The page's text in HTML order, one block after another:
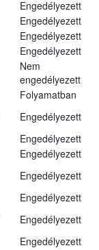
Engedélyezett
Engedélyezett
Engedélyezett
Engedélyezett
Nem
engedélyezett
Folyamatban
Engedélyezett
Engedélyezett
Engedélyezett
Engedélyezett
Engedélyezett
Engedélyezett
Engedélyezett